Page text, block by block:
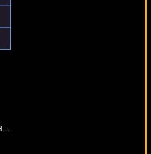
Super Times Pay Hot Roll